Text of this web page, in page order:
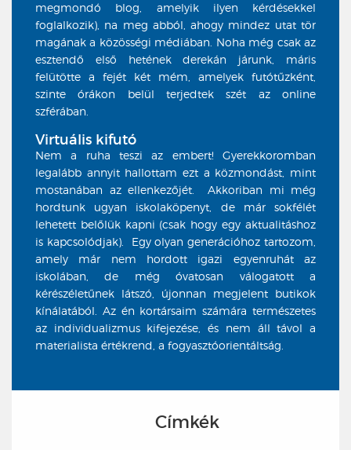
megmondó blog, amelyik ilyen kérdésekkel
foglalkozik), na meg abból, ahogy mindez utat tör
magának a közösségi médiában. Noha még csak az
esztendő első hetének derekán járunk, máris
felütötte a fejét két mém, amelyek futótűzként,
szinte órákon belül terjedtek szét az online
szférában.
Virtuális kifutó
Nem a ruha teszi az embert! Gyerekkoromban
legalább annyit hallottam ezt a közmondást, mint
mostanában az ellenkezőjét. Akkoriban mi még
hordtunk ugyan iskolaköpenyt, de már sokfélét
lehetett belőlük kapni (csak hogy egy aktualitáshoz
is kapcsolódjak). Egy olyan generációhoz tartozom,
amely már nem hordott igazi egyenruhát az
iskolában, de még óvatosan válogatott a
kérészéletűnek látszó, újonnan megjelent butikok
kínálatából. Az én kortársaim számára természetes
az individualizmus kifejezése, és nem áll távol a
materialista értékrend, a fogyasztóorientáltság.
Címkék